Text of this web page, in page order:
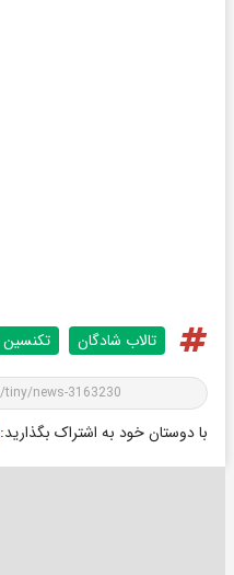
تالاب شادگان تکنسین
با دوستان خود به اشتراک بگذارید: